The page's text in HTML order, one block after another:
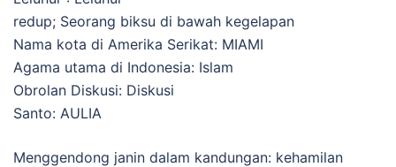
redup; Seorang biksu di bawah kegelapan
Nama kota di Amerika Serikat: MIAMI
Agama utama di Indonesia: Islam
Obrolan Diskusi: Diskusi
Santo: AULIA
Menggendong janin dalam kandungan: kehamilan